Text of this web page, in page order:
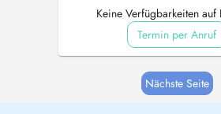
Keine Verfügbarkeiten auf
Termin per Anruf
Nächste Seite